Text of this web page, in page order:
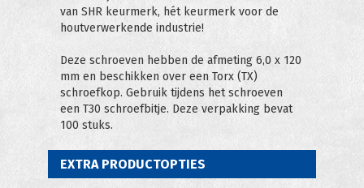
van SHR keurmerk, hét keurmerk voor de
houtverwerkende industrie!
Deze schroeven hebben de afmeting 6,0 x 120
mm en beschikken over een Torx (TX)
schroefkop. Gebruik tijdens het schroeven
een T30 schroefbitje. Deze verpakking bevat
100 stuks.
EXTRA PRODUCTOPTIES